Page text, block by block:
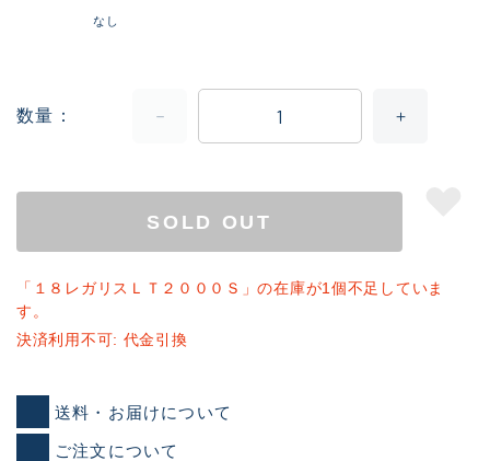
なし
数量
SOLD OUT
「１８レガリスＬＴ２０００Ｓ」の在庫が1個不足していま
す。
決済利用不可: 代金引換
送料・お届けについて
ご注文について